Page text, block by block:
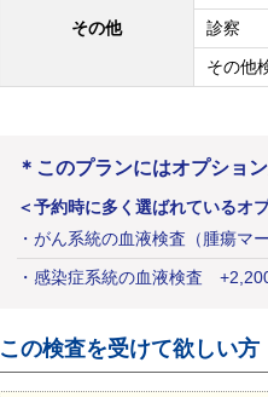
その他
診察
その他
＊このプランにはオプショ
＜予約時に多く選ばれているオ
・ がん系統の血液検査（腫瘍マ
・ 感染症系統の血液検査 +
この検査を受けて欲しい方